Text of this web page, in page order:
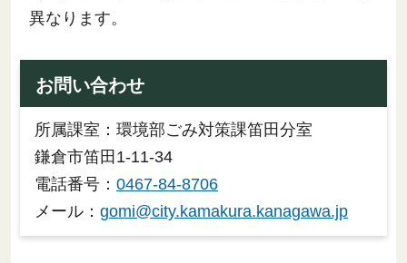
異なります。
お問い合わせ
所属課室：環境部ごみ対策課笛田分室
鎌倉市笛田1-11-34
電話番号： 0467-84-8706
メール： gomi@city.kamakura.kanagawa.jp